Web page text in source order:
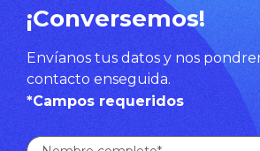
¡Conversemos!
Envíanos tus datos y nos
contacto enseguida.
*Campos requeridos